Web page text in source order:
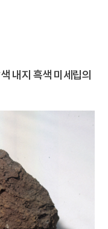
내지 흑색 미세립의